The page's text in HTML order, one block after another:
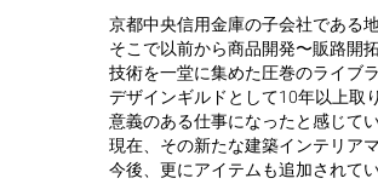
京都中央信用金庫の子会社である
そこで以前から商品開発〜販路開
技術を一堂に集めた圧巻のライブ
デザインギルドとして10年以上取
意義のある仕事になったと感じてい
現在、その新たな建築インテリア
今後、更にアイテムも追加されてい